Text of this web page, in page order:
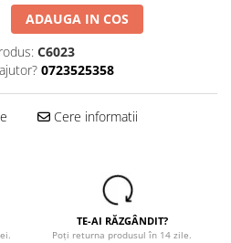
ADAUGA IN COS
C6023
0723525358
Cere informatii
TE-AI RĂZGÂNDIT?
Poți returna produsul în 14 zile.